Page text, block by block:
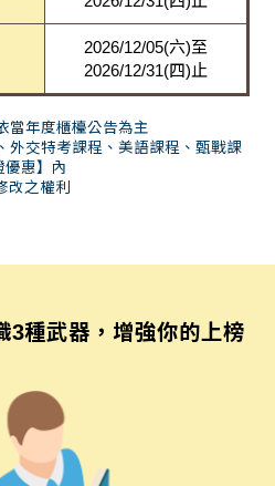
2026/12/05(六)至
2026/12/31(四)止
當年度櫃檯公告為主
交特考課程、美語課程、甄戰課
優惠】內
之權利
3種武器，增強你的上榜